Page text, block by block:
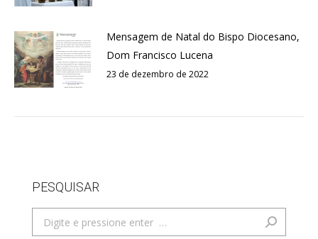
Mensagem de Natal do Bispo Diocesano,
Dom Francisco Lucena
23 de dezembro de 2022
PESQUISAR
Search: